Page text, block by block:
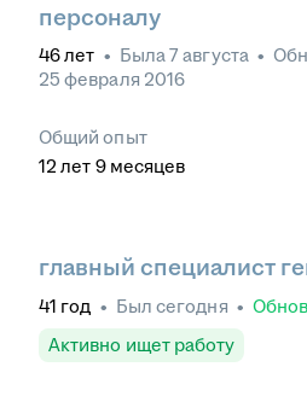
персоналу
46лет • Была7 августа •
25 февраля 2016
Общий опыт
12 лет 9 месяцев
главный специалист
41 год • Был сегодня •
Активно ищет работу